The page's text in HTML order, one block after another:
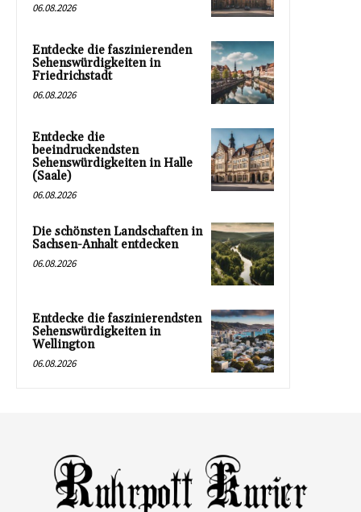
06.08.2026
Entdecke die faszinierenden
Sehenswürdigkeiten in
Friedrichstadt
06.08.2026
Entdecke die
beeindruckendsten
Sehenswürdigkeiten in Halle
(Saale)
06.08.2026
Die schönsten Landschaften in
Sachsen-Anhalt entdecken
06.08.2026
Entdecke die faszinierendsten
Sehenswürdigkeiten in
Wellington
06.08.2026